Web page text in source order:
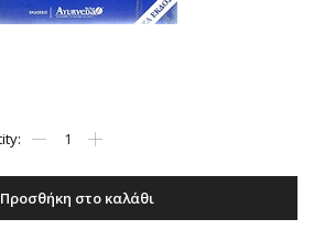
ποσότητα
Προσθήκη στο καλάθι